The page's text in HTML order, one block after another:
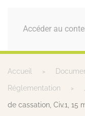
Accéder au
MENU
Accueil
Réglementation
de cassation, Civ.1, 15